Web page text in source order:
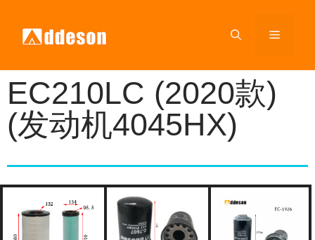
EC210LC (2020款)
(发动机4045HX)